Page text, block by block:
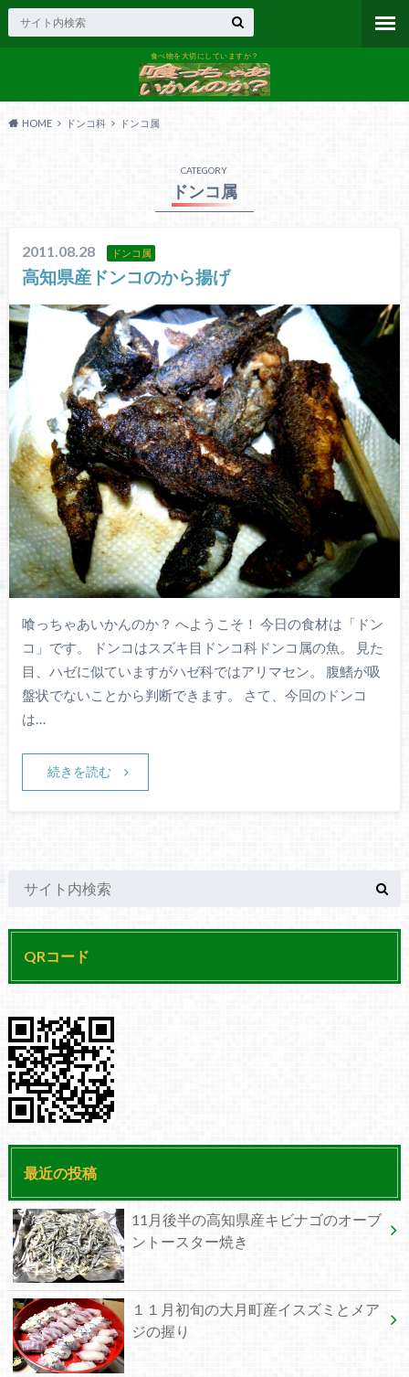
食べ物を大切にしていますか？
HOME ドンコ科 ドンコ属
CATEGORY
ドンコ属
2011.08.28 ドンコ属
高知県産ドンコのから揚げ
喰っちゃあいかんのか？ へようこそ！ 今日の食材は「ドン
コ」です。 ドンコはスズキ目ドンコ科ドンコ属の魚。 見た
目、ハゼに似ていますがハゼ科ではアリマセン。 腹鰭が吸
盤状でないことから判断できます。 さて、今回のドンコ
は…
続きを読む
QRコード
最近の投稿
11月後半の高知県産キビナゴのオーブ
ントースター焼き
１１月初旬の大月町産イスズミとメア
ジの握り